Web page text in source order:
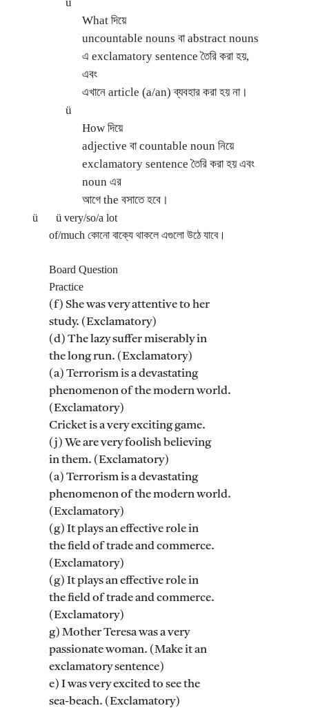
What দিয়ে
uncountable nouns বা abstract nouns
এ exclamatory sentence তৈরি করা হয়,
এবং
এখানে article (a/an) ব্যবহার করা হয় না।
ü
How দিয়ে
adjective বা countable noun নিয়ে
exclamatory sentence তৈরি করা হয় এবং
noun এর
আগে the বসাতে হবে।
ü ü very/so/a lot
of/much কোনো বাক্যে থাকলে এগুলো উঠে যাবে।
Board Question
Practice
(f) She was very attentive to her
study. (Exclamatory)
(d) The lazy suffer miserably in
the long run. (Exclamatory)
(a) Terrorism is a devastating
phenomenon of the modern world.
(Exclamatory)
Cricket is a very exciting game.
(j) We are very foolish believing
in them. (Exclamatory)
(a) Terrorism is a devastating
phenomenon of the modern world.
(Exclamatory)
(g) It plays an effective role in
the field of trade and commerce.
(Exclamatory)
(g) It plays an effective role in
the field of trade and commerce.
(Exclamatory)
g) Mother Teresa was a very
passionate woman. (Make it an
exclamatory sentence)
e) I was very excited to see the
sea-beach. (Exclamatory)